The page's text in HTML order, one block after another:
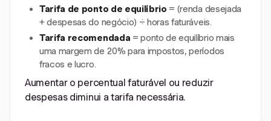
Tarifa de ponto de equilíbrio = (renda desejada
+ despesas do negócio) ÷ horas faturáveis.
Tarifa recomendada = ponto de equilíbrio mais
uma margem de 20% para impostos, períodos
fracos e lucro.
Aumentar o percentual faturável ou reduzir
despesas diminui a tarifa necessária.